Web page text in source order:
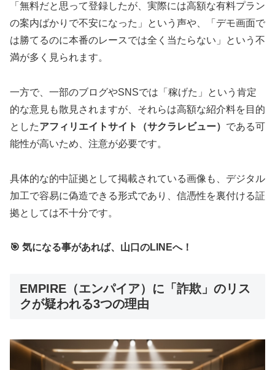
「無料だと思って登録したが、実際には高額な有料プラン
の案内ばかりで不安になった」という声や、「デモ画面で
は勝てるのに本番のレースでは全く当たらない」という不
満が多く見られます。
一方で、一部のブログやSNSでは「稼げた」という肯定
的な意見も散見されますが、それらは高額な紹介料を目的
としたアフィリエイトサイト（サクラレビュー） である可
能性が高いため、注意が必要です。
具体的な的中証拠として掲載されている画像も、デジタル
加工で容易に偽造できる形式であり、信憑性を裏付ける証
拠としては不十分です。
🎯 気になる事があれば、山口のLINEへ！
EMPIRE（エンパイア）に「詐欺」のリス
クが疑われる3つの理由